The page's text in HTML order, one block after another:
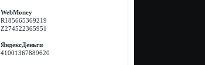
WebMoney
R185665369219
Z274522365951
ЯндексДеньги
41001367889620